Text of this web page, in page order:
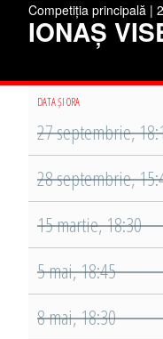
Competiția principală |
IONAȘ
DATA ȘI ORA
27 septembrie,
28 septembrie,
15 martie, 18:30
5 mai, 18:45
8 mai, 18:30